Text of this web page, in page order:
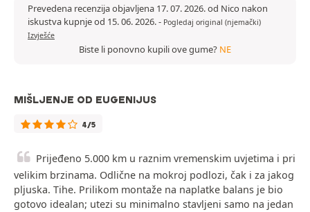
Prevedena recenzija objavljena 17. 07. 2026. od Nico nakon
iskustva kupnje od 15. 06. 2026.- Pogledaj original (njemački)
Izvješće
Biste li ponovno kupili ove gume? NE
MIŠLJENJE OD EUGENIJUS
4/5
Prijeđeno 5.000 km u raznim vremenskim uvjetima i pri
velikim brzinama. Odlične na mokroj podlozi, čak i za jakog
pljuska. Tihe. Prilikom montaže na naplatke balans je bio
gotovo idealan; utezi su minimalno stavljeni samo na jedan